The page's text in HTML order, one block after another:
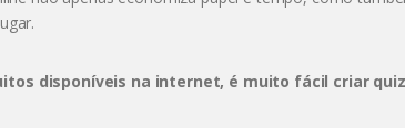
disponíveis na internet, é muito fácil criar